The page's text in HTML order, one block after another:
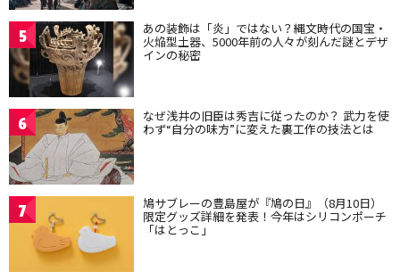
5 あの装飾は「炎」ではない？縄文時代の国宝・
火焔型土器、5000年前の人々が刻んだ謎とデザ
インの秘密
6 なぜ浅井の旧臣は秀吉に従ったのか？ 武力を使
わず“自分の味方”に変えた裏工作の技法とは
7 鳩サブレーの豊島屋が『鳩の日』（8月10日）
限定グッズ詳細を発表！今年はシリコンポーチ
「はとっこ」